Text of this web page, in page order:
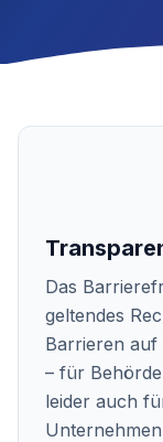
Das
geltendes
Barrieren auf
– für
leider auch